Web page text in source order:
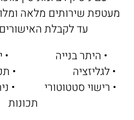
מעטפת שירותים מלאה
עד לקבלת
• היתר בנייה •
• לגליזציה • תכנון
• רישוי סטטוטורי •
תכונות